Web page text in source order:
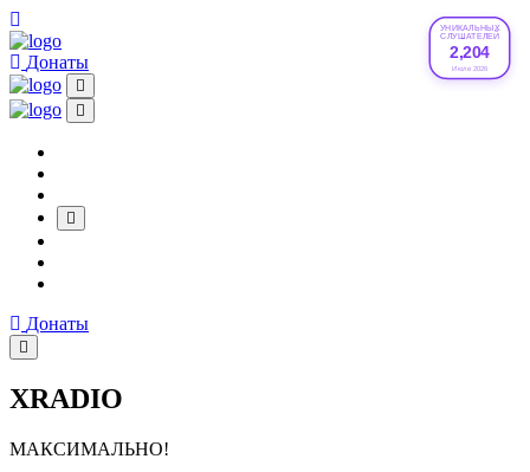
УНИКАЛЬНЫХ
СЛУШАТЕЛЕЙ
2,204
Июле 2026
Донаты
Донаты
XRADIO
МАКСИМАЛЬНО!